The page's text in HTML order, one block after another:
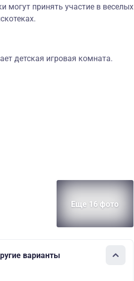
могут принять участие в веселых
детская игровая комната.
Еще 16 фото
варианты